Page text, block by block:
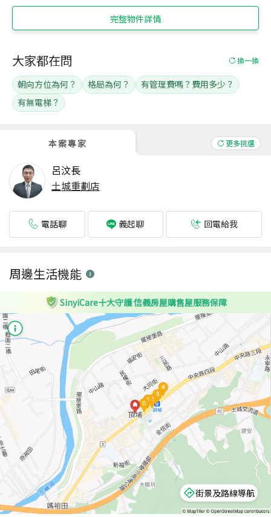
完整物件詳情
本案專家 更多挑選
呂汶長
土城重劃店
電話聊 義起聊 回電給我
大家都在問 換一換
朝向方位為何？ 格局為何？
有管理費嗎？費用多少？
有無電梯？
周邊生活機能
SinyiCare十大守護 信義房屋購售屋服務保障
街景及路線導航